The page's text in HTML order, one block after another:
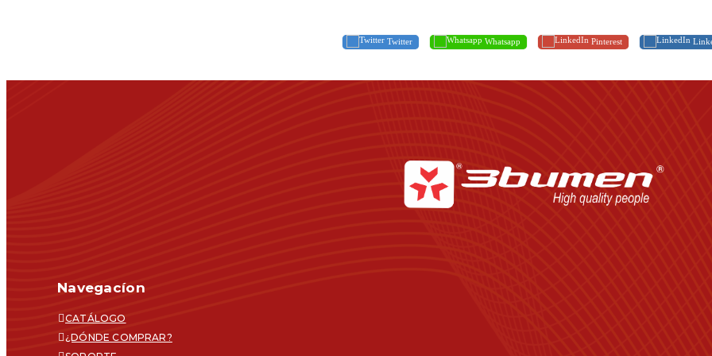
Twitter Whatsapp Pinterest
Navegacíon
CATÁLOGO
¿DÓNDE COMPRAR?